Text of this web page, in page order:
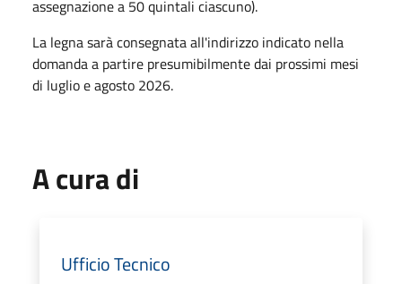
assegnazione a 50 quintali ciascuno).
La legna sarà consegnata all'indirizzo indicato nella
domanda a partire presumibilmente dai prossimi mesi
di luglio e agosto 2026.
A cura di
Ufficio Tecnico